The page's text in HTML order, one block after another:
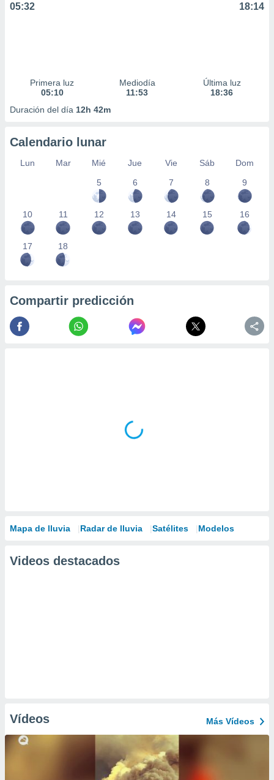
perfiles
crear un
la
medir el
de la
el
de
de
de
uso de
e
05:32 18:14
Primera luz
05:10
Mediodía
11:53
Última luz
18:36
Duración del día 12h 42m
Calendario lunar
Lun Mar Mié Jue Vie Sáb
Dom
5
6 7 8 9
10 11 12 13 14 15 16
17 18
Compartir predicción
Mapa de lluvia Radar de lluvia Satélites Modelos
Videos destacados
Vídeos Más Vídeos